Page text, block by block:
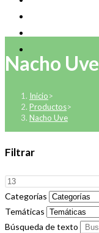
Nacho Uve
Inicio>
Productos>
Nacho Uve
Filtrar
Categorías
Temáticas
Búsqueda de texto